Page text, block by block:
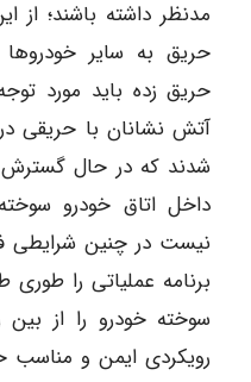
مدنظر داشته باشند؛ از
حریق به سایر
حریق زده باید مورد
آتش نشانان با حریقی
شدند که در حال گسترش
داخل اتاق خودرو
نیست در چنین شرایطی
برنامه عملیاتی را
سوخته خودرو را از
رویکردی ایمن و مناسب